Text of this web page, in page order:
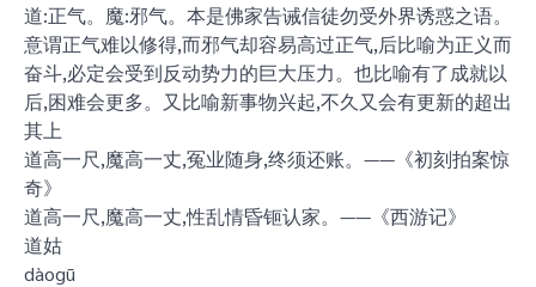
道:正气。魔:邪气。本是佛家告诫信徒勿受外界诱惑之语。
意谓正气难以修得,而邪气却容易高过正气,后比喻为正义而
奋斗,必定会受到反动势力的巨大压力。也比喻有了成就以
后,困难会更多。又比喻新事物兴起,不久又会有更新的超出
其上
道高一尺,魔高一丈,冤业随身,终须还账。——《初刻拍案惊
奇》
道高一尺,魔高一丈,性乱情昏钷认家。——《西游记》
道姑
dàogū